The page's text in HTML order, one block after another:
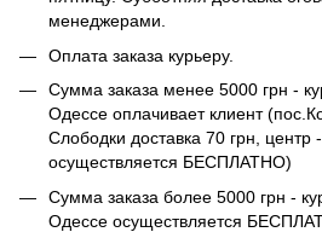
менеджерами.
Оплата заказа курьеру.
Сумма заказа менее 5000 грн -
Одессе оплачивает клиент
Слободки доставка 70 грн, центр
осуществляется БЕСПЛАТНО)
Сумма заказа более 5000 грн -
Одессе осуществляется